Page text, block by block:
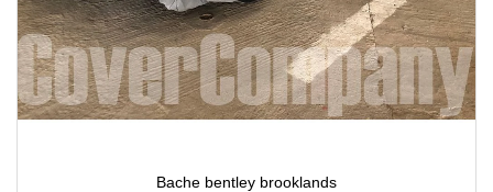
Bache bentley brooklands